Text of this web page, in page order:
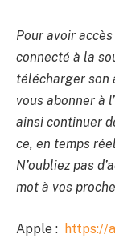
Pour avoir
connecté à la
télécharger son
vous abonner à
ainsi continuer
ce, en temps
N’oubliez pas
mot à vos
Apple : https://